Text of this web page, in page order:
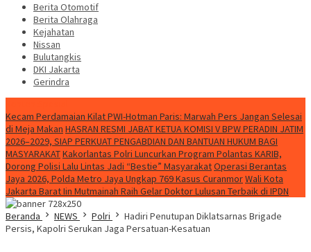
Berita Otomotif
Berita Olahraga
Kejahatan
Nissan
Bulutangkis
DKI Jakarta
Gerindra
Kecam Perdamaian Kilat PWI-Hotman Paris: Marwah Pers Jangan Selesai
di Meja Makan HASRAN RESMI JABAT KETUA KOMISI V BPW PERADIN JATIM
2026–2029, SIAP PERKUAT PENGABDIAN DAN BANTUAN HUKUM BAGI
MASYARAKATKakorlantas Polri Luncurkan Program Polantas KARIB,
Dorong Polisi Lalu Lintas Jadi “Bestie” MasyarakatOperasi Berantas
Jaya 2026, Polda Metro Jaya Ungkap 769 Kasus CuranmorWali Kota
Jakarta Barat Iin Mutmainah Raih Gelar Doktor Lulusan Terbaik di IPDN
Beranda
NEWS Polri
Hadiri Penutupan Diklatsarnas Brigade
Persis, Kapolri Serukan Jaga Persatuan-Kesatuan